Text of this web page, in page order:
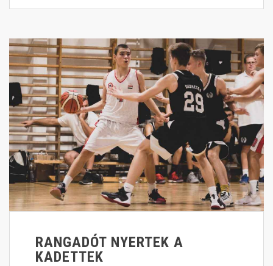
RANGADÓT NYERTEK A
KADETTEK